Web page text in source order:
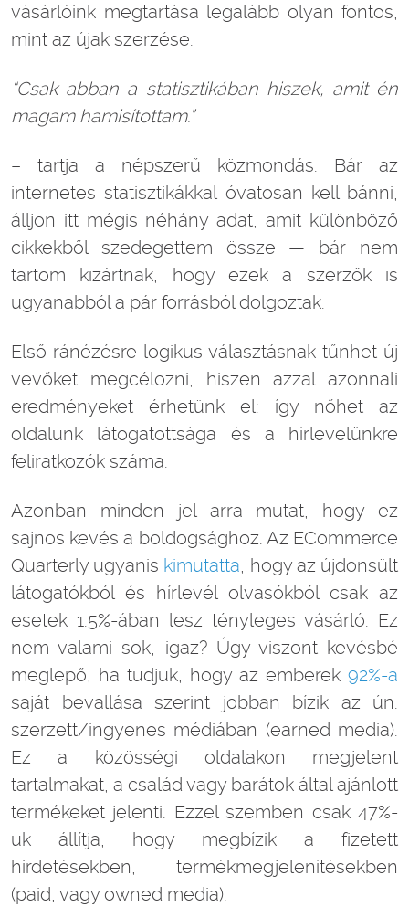
vásárlóink megtartása legalább olyan fontos,
mint az újak szerzése.
“Csak abban a statisztikában hiszek, amit én
magam hamisítottam.”
– tartja a népszerű közmondás. Bár az
internetes statisztikákkal óvatosan kell bánni,
álljon itt mégis néhány adat, amit különböző
cikkekből szedegettem össze — bár nem
tartom kizártnak, hogy ezek a szerzők is
ugyanabból a pár forrásból dolgoztak.
Első ránézésre logikus választásnak tűnhet új
vevőket megcélozni, hiszen azzal azonnali
eredményeket érhetünk el: így nőhet az
oldalunk látogatottsága és a hírlevelünkre
feliratkozók száma.
Azonban minden jel arra mutat, hogy ez
sajnos kevés a boldogsághoz. Az ECommerce
Quarterly ugyanis kimutatta, hogy az újdonsült
látogatókból és hírlevél olvasókból csak az
esetek 1.5%-ában lesz tényleges vásárló. Ez
nem valami sok, igaz? Úgy viszont kevésbé
meglepő, ha tudjuk, hogy az emberek 92%-a
saját bevallása szerint jobban bízik az ún.
szerzett/ingyenes médiában (earned media).
Ez a közösségi oldalakon megjelent
tartalmakat, a család vagy barátok által ajánlott
termékeket jelenti. Ezzel szemben csak 47%-
uk állítja, hogy megbízik a fizetett
hirdetésekben, termékmegjelenítésekben
(paid, vagy owned media).